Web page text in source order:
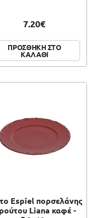
7.20€
ΠΡΟΣΘΗΚΗ ΣΤΟ
ΚΑΛΑΘΙ
Espiel πορσελάνης
Liana καφέ -